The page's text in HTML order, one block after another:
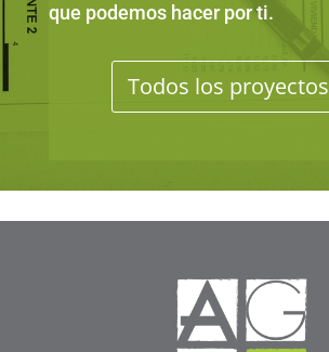
que podemos hacer por ti.
Todos los proyectos